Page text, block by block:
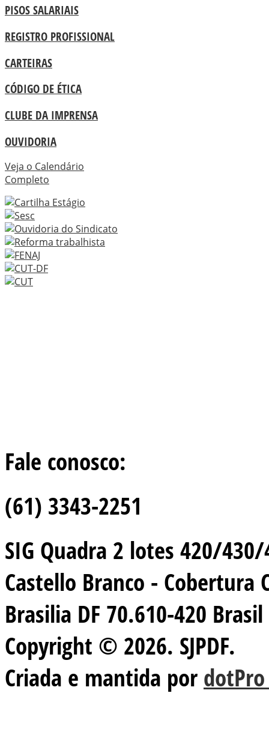
PISOS SALARIAIS
REGISTRO PROFISSIONAL
CARTEIRAS
CÓDIGO DE ÉTICA
CLUBE DA IMPRENSA
OUVIDORIA
Veja o Calendário
Completo
Fale conosco:
(61) 3343-2251
SIG Quadra 2 lotes 420/
Castello Branco - Cobertura
Brasilia DF 70.610-420 Brasil
Copyright © 2026. SJPDF.
Criada e mantida por